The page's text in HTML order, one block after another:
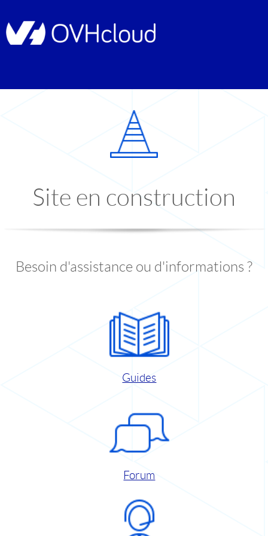
Site en construction
Besoin d'assistance ou d'informations ?
Guides
Forum